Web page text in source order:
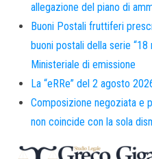
allegazione del piano di
Buoni Postali fruttiferi
buoni postali della serie
Ministeriale di emissione
La “eRRe” del 2 agosto
Composizione negoziata e
non coincide con la sola